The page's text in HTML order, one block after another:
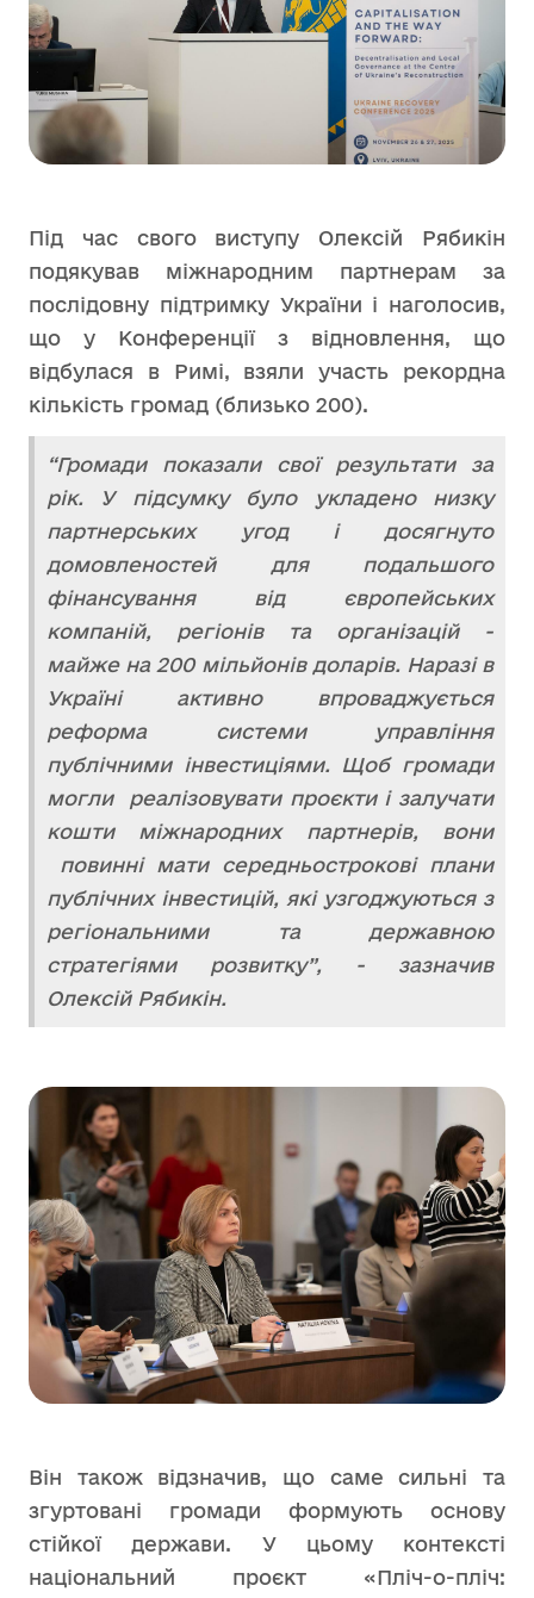
Під час свого виступу Олексій Рябикін
подякував міжнародним партнерам за
послідовну підтримку України і наголосив,
що у Конференції з відновлення, що
відбулася в Римі, взяли участь рекордна
кількість громад (близько 200).
“Громади показали свої результати за
рік. У підсумку було укладено низку
партнерських угод і досягнуто
домовленостей для подальшого
фінансування від європейських
компаній, регіонів та організацій -
майже на 200 мільйонів доларів. Наразі в
Україні активно впроваджується
реформа системи управління
публічними інвестиціями. Щоб громади
могли реалізовувати проєкти і залучати
кошти міжнародних партнерів, вони
повинні мати середньострокові плани
публічних інвестицій, які узгоджуються з
регіональними та державною
стратегіями розвитку”, - зазначив
Олексій Рябикін.
Він також відзначив, що саме сильні та
згуртовані громади формують основу
стійкої держави. У цьому контексті
національний проєкт «Пліч-о-пліч: